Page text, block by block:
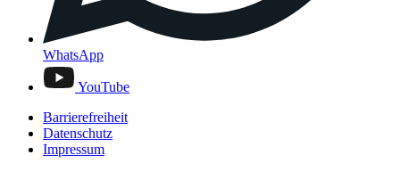
WhatsApp
YouTube
Barrierefreiheit
Datenschutz
Impressum